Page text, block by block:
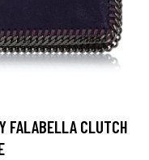
FALABELLA CLUTCH